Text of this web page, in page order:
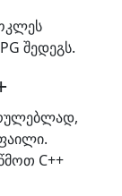
შედეგს.
C++